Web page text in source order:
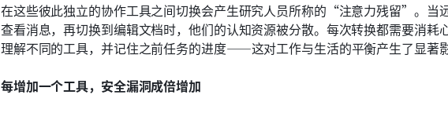
在这些彼此独立的协作工具之间切换会产生研究人员所称的“注意力残留”。当
查看消息，再切换到编辑文档时，他们的认知资源被分散。每次转换都需要消耗
理解不同的工具，并记住之前任务的进度——这对工作与生活的平衡产生了显著影
每增加一个工具，安全漏洞成倍增加